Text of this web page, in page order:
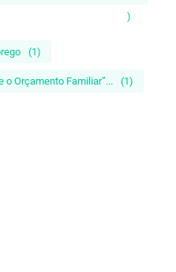
)
(1)
o Orçamento Familiar”... (1)